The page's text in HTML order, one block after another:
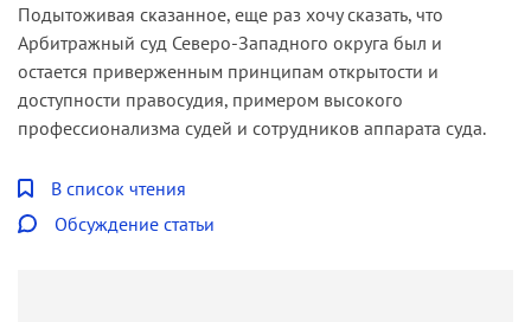
Подытоживая сказанное, еще раз хочу сказать, что
Арбитражный суд Северо-Западного округа был и
остается приверженным принципам открытости и
доступности правосудия, примером высокого
профессионализма судей и сотрудников аппарата суда.
В список чтения
Обсуждение статьи